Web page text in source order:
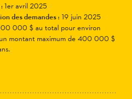
1er avril 2025
des demandes : 19 juin 2025
000 $ au total pour environ
montant maximum de 400 000 $